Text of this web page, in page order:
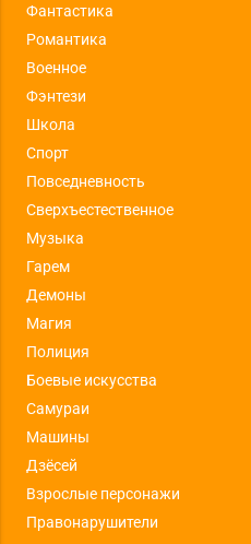
Фантастика
Романтика
Военное
Фэнтези
Школа
Спорт
Повседневность
Сверхъестественное
Музыка
Гарем
Демоны
Магия
Полиция
Боевые искусства
Самураи
Машины
Дзёсей
Взрослые персонажи
Правонарушители